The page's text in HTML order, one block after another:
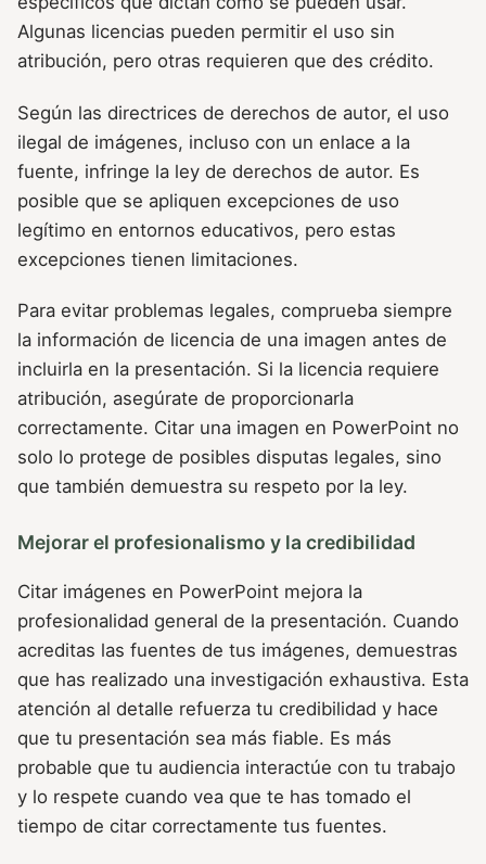
Algunas licencias pueden permitir el uso sin
atribución, pero otras requieren que des crédito.
Según las directrices de derechos de autor, el uso
ilegal de imágenes, incluso con un enlace a la
fuente, infringe la ley de derechos de autor. Es
posible que se apliquen excepciones de uso
legítimo en entornos educativos, pero estas
excepciones tienen limitaciones.
Para evitar problemas legales, comprueba siempre
la información de licencia de una imagen antes de
incluirla en la presentación. Si la licencia requiere
atribución, asegúrate de proporcionarla
correctamente. Citar una imagen en PowerPoint no
solo lo protege de posibles disputas legales, sino
que también demuestra su respeto por la ley.
Mejorar el profesionalismo y la credibilidad
Citar imágenes en PowerPoint mejora la
profesionalidad general de la presentación. Cuando
acreditas las fuentes de tus imágenes, demuestras
que has realizado una investigación exhaustiva. Esta
atención al detalle refuerza tu credibilidad y hace
que tu presentación sea más fiable. Es más
probable que tu audiencia interactúe con tu trabajo
y lo respete cuando vea que te has tomado el
tiempo de citar correctamente tus fuentes.